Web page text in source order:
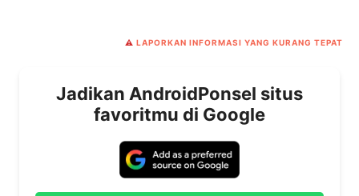
⚠️ LAPORKAN INFORMASI YANG KURANG TEPAT
Jadikan AndroidPonsel situs
favoritmu di Google